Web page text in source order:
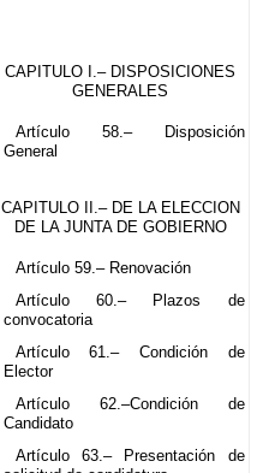
CAPITULO I.– DISPOSICIONES
GENERALES
Artículo 58.– Disposición
General
CAPITULO II.– DE LA ELECCION
DE LA JUNTA DE GOBIERNO
Artículo 59.– Renovación
Artículo 60.– Plazos de
convocatoria
Artículo 61.– Condición de
Elector
Artículo 62.–Condición de
Candidato
Artículo 63.– Presentación de